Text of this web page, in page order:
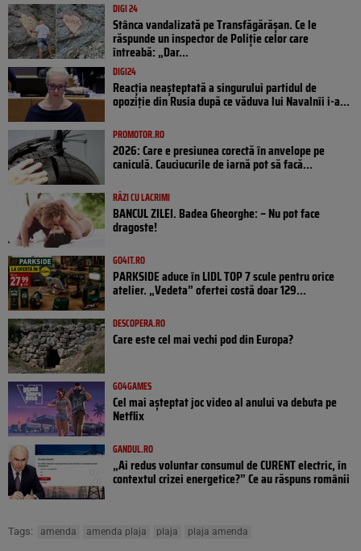
DIGI 24
Stânca vandalizată pe Transfăgărășan. Ce le
răspunde un inspector de Poliție celor care
întreabă: „Dar...
DIGI24
Reacția neașteptată a singurului partidul de
opoziţie din Rusia după ce văduva lui Navalnîi i-a...
PROMOTOR.RO
2026: Care e presiunea corectă în anvelope pe
caniculă. Cauciucurile de iarnă pot să facă...
RÂZI CU LACRIMI
BANCUL ZILEI. Badea Gheorghe: – Nu pot face
dragoste!
GO4IT.RO
PARKSIDE aduce în LIDL TOP 7 scule pentru orice
atelier. „Vedeta” ofertei costă doar 129...
DESCOPERA.RO
Care este cel mai vechi pod din Europa?
GO4GAMES
Cel mai așteptat joc video al anului va debuta pe
Netflix
GANDUL.RO
„Ai redus voluntar consumul de CURENT electric, în
contextul crizei energetice?” Ce au răspuns românii
Tags: amenda amenda plaja plaja plaja amenda